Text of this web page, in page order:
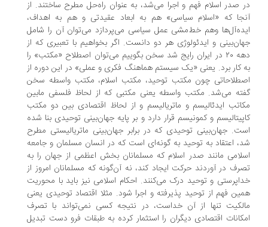
صدر اسلام فهم و اجرا می‌شد، به عنوان راه‌حل مطرح ساختند. از
که «اسلام سیاسی» هم به ابعاد عقیدتی و هم به اهداف،
وهم خط‌مشی عمل سیاسی می‌پردازد می‌توان آن را شامل
و ایدئولوژی هر دو دانست. اگر بخواهیم با تعبیری که از
دهه ۲۰ در ایران رایج شد سخن بگوییم می‌توان اصطلاح «مکتب» را
کار برد. یعنی «یک سیستم هماهنگ فکری و عملی» در این دوره از
چون مکتب توحید، مکتب اسلام، مکتب واسطه سخن
می‌شد. مکتب واسطه یعنی مکتبی که از لحاظ فلسفی مابین
ایدئالیسم و ماتریالیسم و از لحاظ اقتصادی بین دو مکتب
و کمونیسم قرار دارد و بر پایه جهان‌بینی توحیدی بنا شده
جهان‌بینی توحیدی که در برابر جهان‌بینی ماتریالیستی مطرح
اعتقاد به توحید به گونه‌ای است که در انسان مسلمان و جامعه
مانند صدر اسلام که مسلمانان بخش اعظمی از جهان را به
در آوردند حرکت ایجاد کند، نه آن‌گونه که مسلمانان امروز از
و توحید درک می‌کنند. احکام اسلامی نیز باید با محوریت
فهم از توحید پذیرفته و اجرا شود. مثلا اقتصاد توحیدی یعنی
تنها از آن خداست، در نتیجه کسی نمی‌تواند با تصرف
اقتصادی دیگران را استثمار کرده به طبقات فرو دست تبدیل